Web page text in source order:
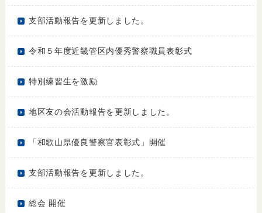
支部活動報告を更新しました。
令和５年度近畿管区内優秀警察職員表彰式
特別練習生を激励
地区友の会活動報告を更新しました。
「和歌山県優良警察官表彰式」開催
支部活動報告を更新しました。
総会 開催